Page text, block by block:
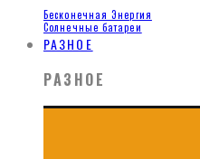
Бесконечная Энергия
Солнечные батареи
РАЗНОЕ
РАЗНОЕ